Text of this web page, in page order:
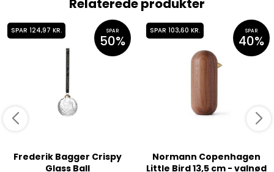
Relaterede produkter
SPAR 124,97 KR. SPAR
50%
Frederik Bagger Crispy
Glass Ball
SPAR 103,60 KR. SPAR
40%
Normann Copenhagen
Little Bird 13,5 cm - valnød